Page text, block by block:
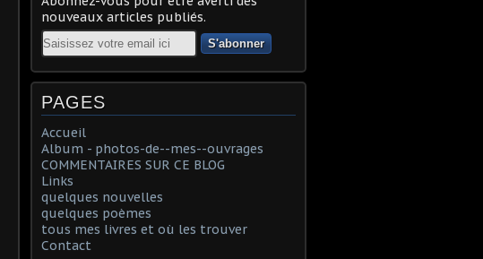
nouveaux articles publiés.
Email
PAGES
Accueil
Album - photos-de--mes--ouvrages
COMMENTAIRES SUR CE BLOG
Links
quelques nouvelles
quelques poèmes
tous mes livres et où les trouver
Contact